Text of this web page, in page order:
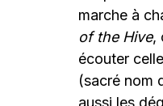
marche à
of the Hive,
écouter
(sacré nom
aussi les